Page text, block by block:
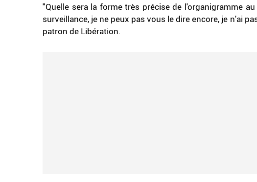
"Quelle sera la forme très précise de l'organigramme
surveillance, je ne peux pas vous le dire encore, je n'ai
patron de Libération.